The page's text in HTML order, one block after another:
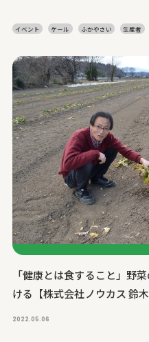
イベント ケール ふかやさい 生産者
「健康とは食すること」野
ける【株式会社ノウカス 鈴
2022.05.06